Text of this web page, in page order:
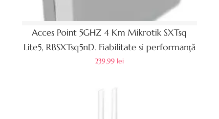
Acces Point 5GHZ 4 Km Mikrotik SXTsq
Lite5, RBSXTsq5nD. Fiabilitate si performanță
239.99 lei